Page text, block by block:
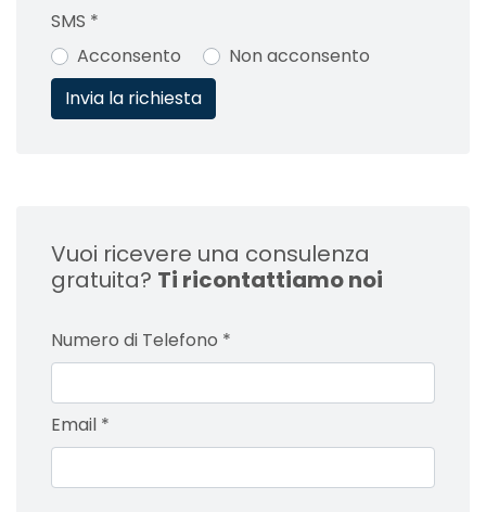
SMS *
Acconsento
Non acconsento
Vuoi ricevere una consulenza
gratuita? Ti ricontattiamo noi
Numero di Telefono *
Email *